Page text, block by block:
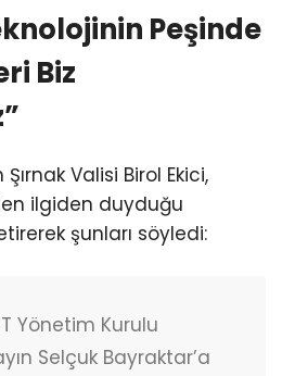
Peşinde
Biz
Valisi Birol Ekici,
ilgiden duyduğu
şunları söyledi:
Yönetim Kurulu
Selçuk Bayraktar’a